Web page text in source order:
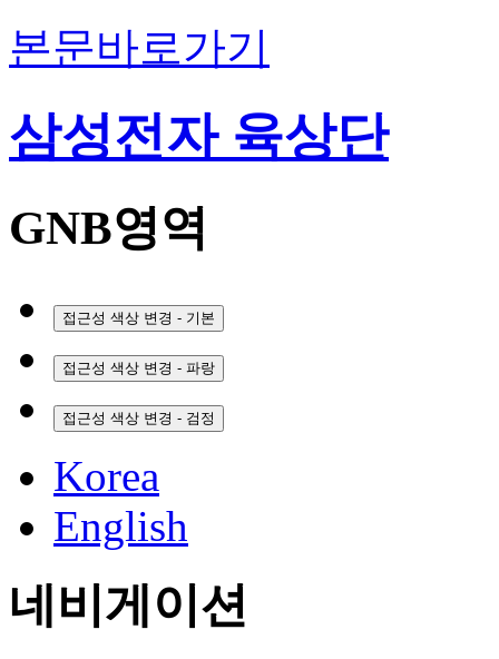
본문바로가기
삼성전자 육상단
GNB영역
접근성 색상 변경 - 기본
접근성 색상 변경 - 파랑
접근성 색상 변경 - 검정
Korea
English
네비게이션